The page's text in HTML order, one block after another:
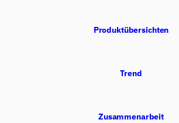
Produktübersichten
Trend
Zusammenarbeit